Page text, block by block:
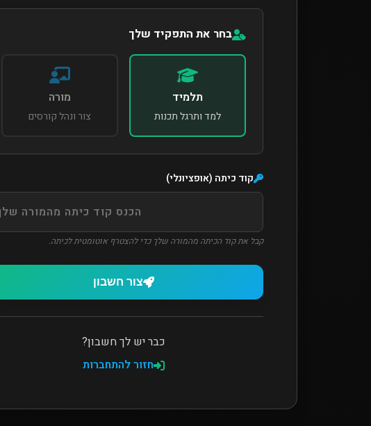
בחר את התפקיד שלך
תלמיד
למד ותרגל תכנות
מורה
צור ונהל קורסים
קוד כיתה (אופציונלי)
קבל את קוד הכיתה מהמורה שלך כדי להצטרף אוטומטית לכיתה.
צור חשבון
כבר יש לך חשבון?
חזור להתחברות